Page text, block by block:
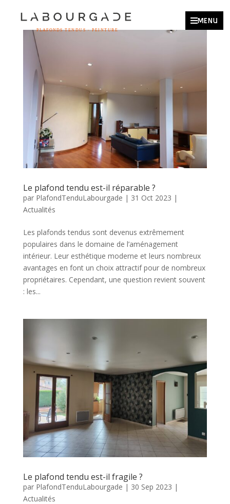
MENU
Le plafond tendu est-il réparable ?
par PlafondTenduLabourgade | 31 Oct 2023 |
Actualités
Les plafonds tendus sont devenus extrêmement
populaires dans le domaine de l’aménagement
intérieur. Leur esthétique moderne et leurs nombreux
avantages en font un choix attractif pour de nombreux
propriétaires. Cependant, une question revient souvent
: les...
Le plafond tendu est-il fragile ?
par PlafondTenduLabourgade | 30 Sep 2023 |
Actualités